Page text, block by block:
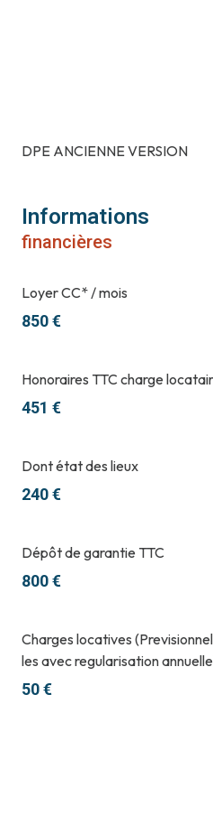
DPE ANCIENNE VERSION
Informations
financières
Loyer CC* / mois
850 €
Honoraires TTC charge
451 €
Dont état des lieux
240 €
Dépôt de garantie TTC
800 €
Charges locatives
les avec regularisation
50 €